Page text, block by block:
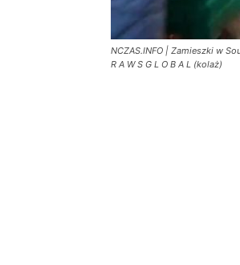
NCZAS.INFO | Zamieszki w
R A W S G L O B A L (kolaż)